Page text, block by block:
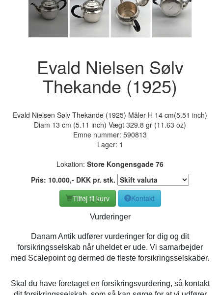
Evald Nielsen Sølv
Thekande (1925)
Evald Nielsen Sølv Thekande (1925) Måler H 14 cm(5.51 inch)
Diam 13 cm (5.11 inch) Vægt 329.8 gr (11.63 oz)
Emne nummer: 590813
Lager: 1
Lokation: Store Kongensgade 76
Pris: 10.000,- DKK pr. stk.
Tilføj til kurv
Kontakt
Vurderinger
Danam Antik udfører vurderinger for dig og dit
forsikringsselskab når uheldet er ude. Vi samarbejder
med Scalepoint og dermed de fleste forsikringsselskaber.
Skal du have foretaget en forsikringsvurdering, så kontakt